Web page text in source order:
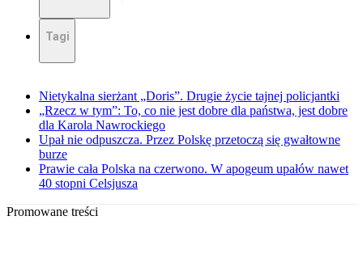
Tagi
Nietykalna sierżant „Doris”. Drugie życie tajnej policjantki
„Rzecz w tym”: To, co nie jest dobre dla państwa, jest dobre
dla Karola Nawrockiego
Upał nie odpuszcza. Przez Polskę przetoczą się gwałtowne
burze
Prawie cała Polska na czerwono. W apogeum upałów nawet
40 stopni Celsjusza
Promowane treści